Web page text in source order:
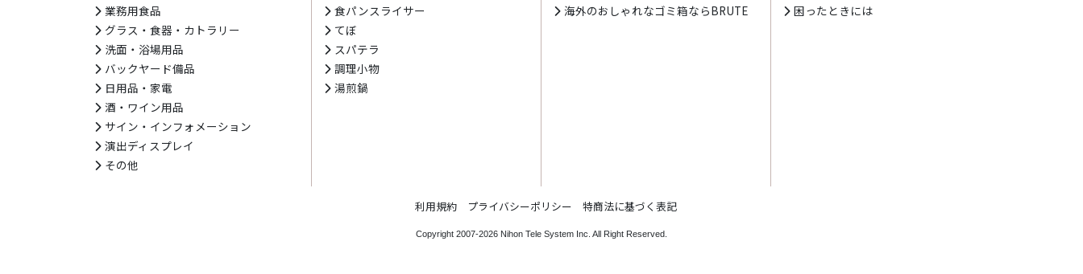
業務用食品
グラス・食器・カトラリー
洗面・浴場用品
バックヤード備品
日用品・家電
酒・ワイン用品
サイン・インフォメーション
演出ディスプレイ
その他
食パンスライサー
てぼ
スパテラ
調理小物
湯煎鍋
海外のおしゃれなゴミ箱ならBRUTE
困ったときには
利用規約 プライバシーポリシー 特商法に基づく表記
Copyright 2007-2026 Nihon Tele System Inc. All Right Reserved.